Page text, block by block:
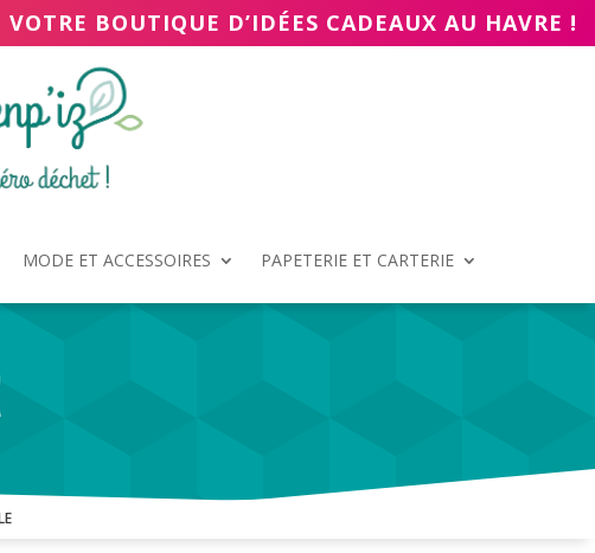
VOTRE BOUTIQUE D’IDÉES CADEAUX AU HAVRE !
MODE ET ACCESSOIRES PAPETERIE ET CARTERIE